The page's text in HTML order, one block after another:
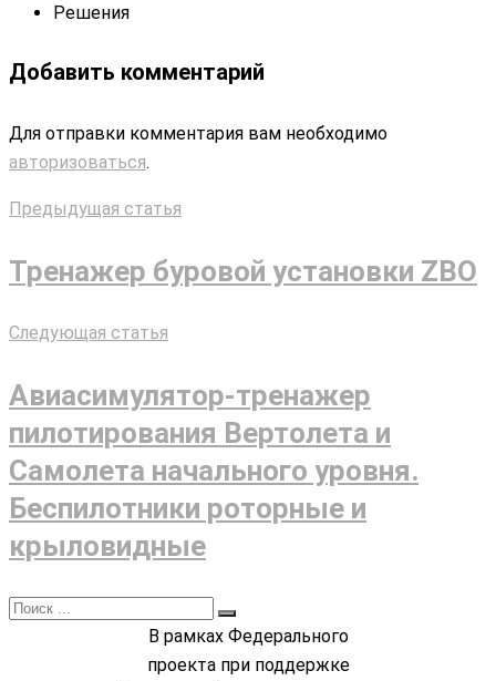
Решения
Добавить комментарий
Для отправки комментария вам необходимо
авторизоваться.
Предыдущая статья
Тренажер буровой установки ZBO
Следующая статья
Авиасимулятор-тренажер
пилотирования Вертолета и
Самолета начального уровня.
Беспилотники роторные и
крыловидные
В рамках Федерального
проекта при поддержке